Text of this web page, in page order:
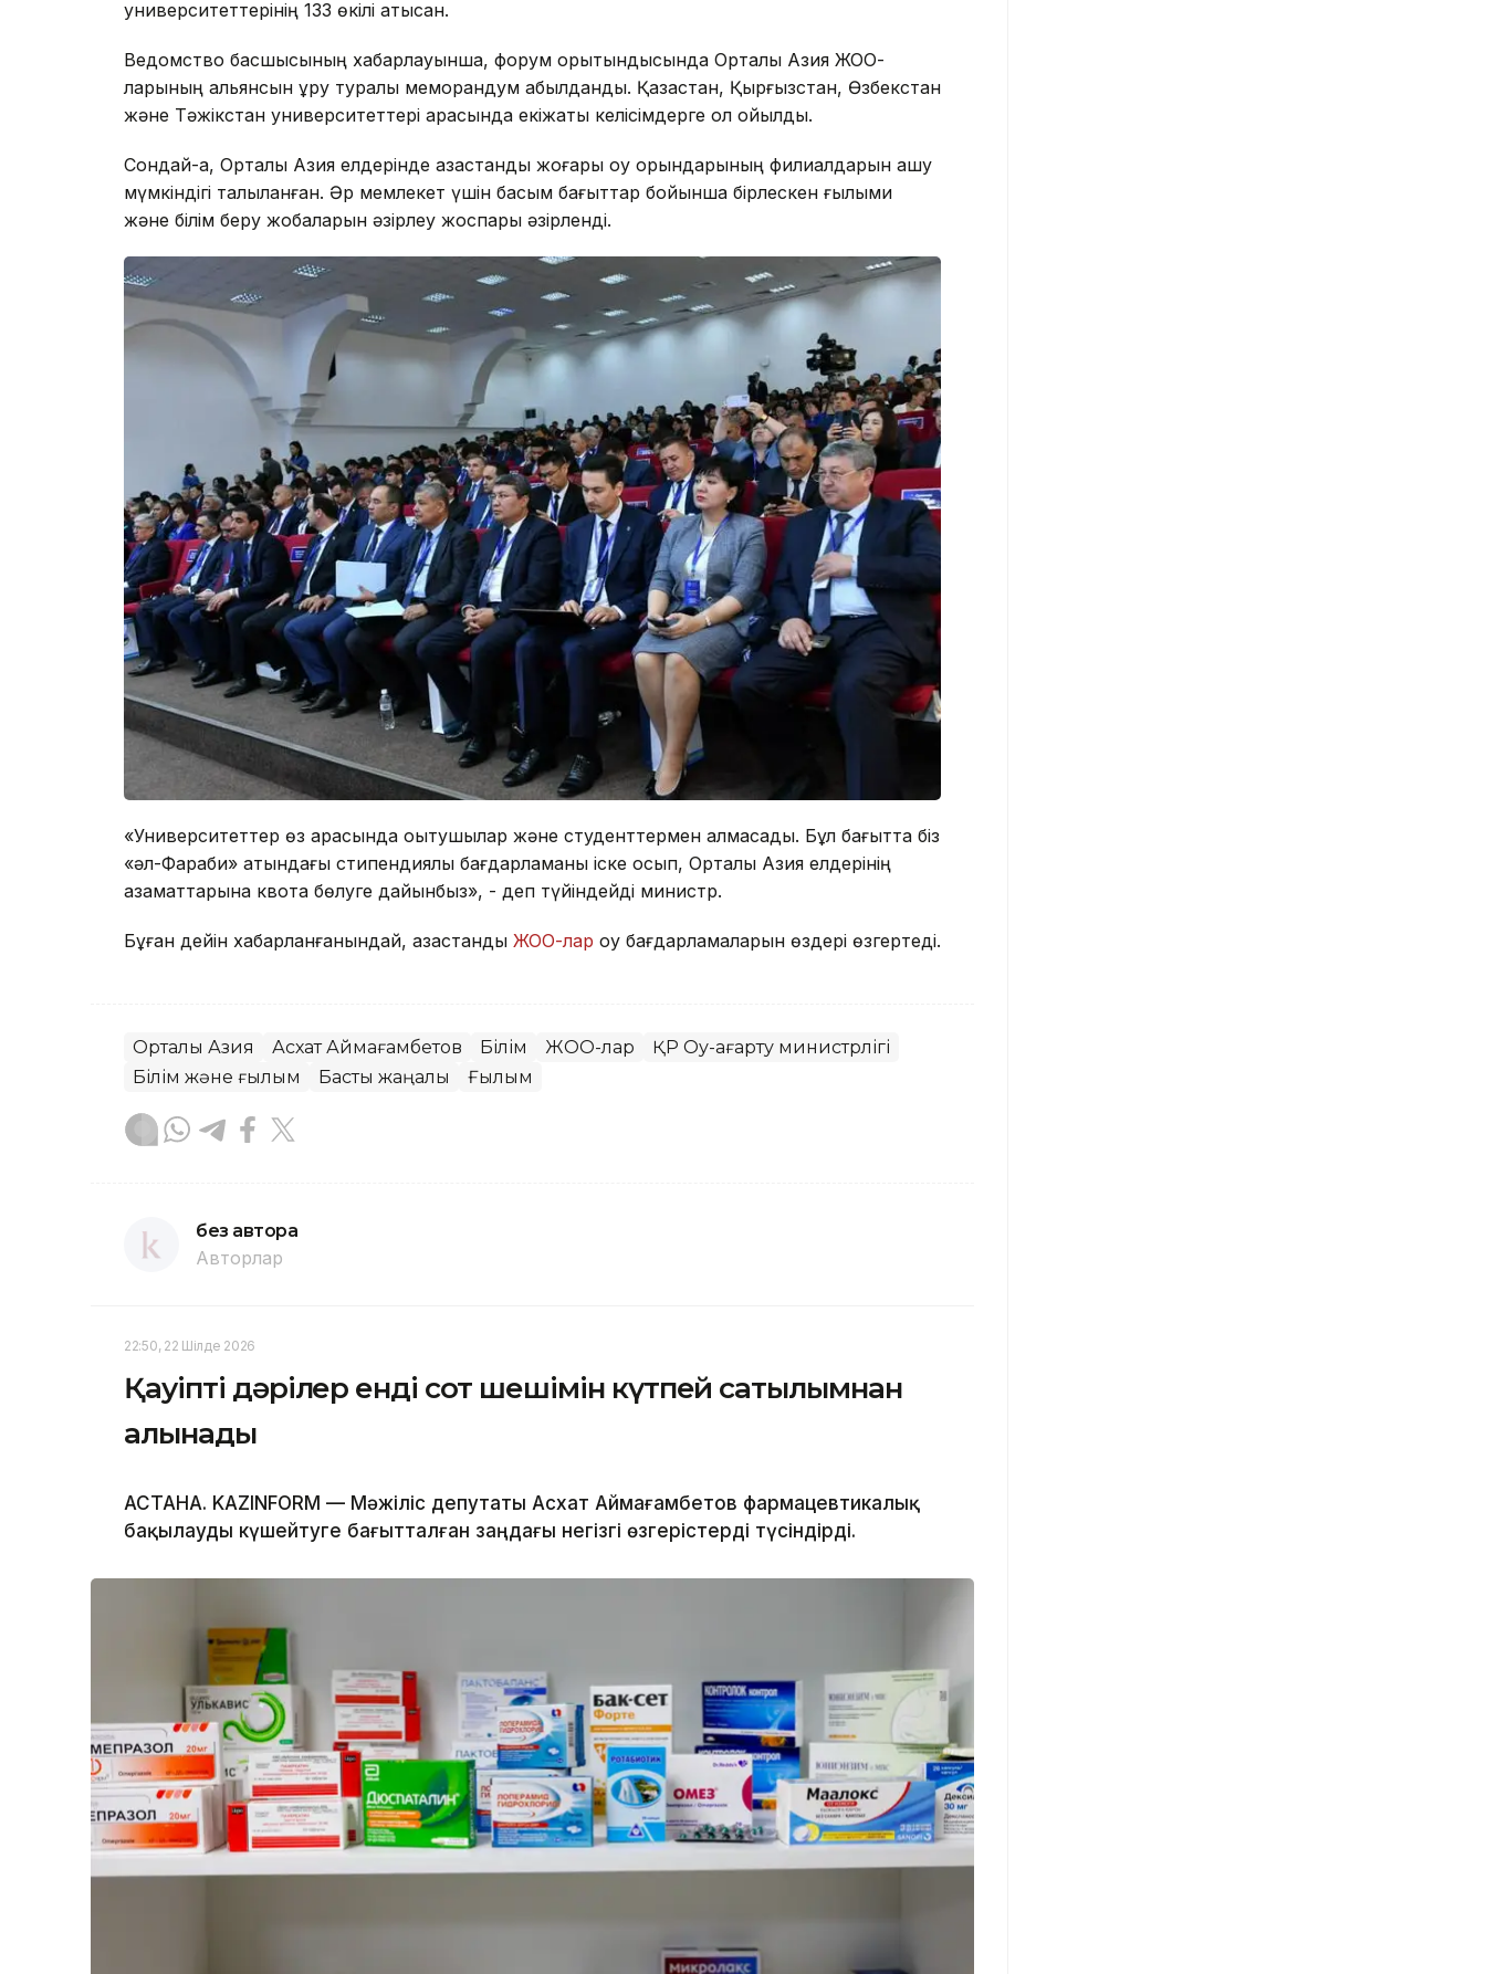
университеттерінің 133 өкілі қатысқан.
Ведомство басшысының хабарлауынша, форум қорытындысында Орталық Азия ЖОО-
ларының альянсын құру туралы меморандум қабылданды. Қазақстан, Қырғызстан, Өзбекстан
және Тәжікстан университеттері арасында екіжақты келісімдерге қол қойылды.
Сондай-ақ, Орталық Азия елдерінде қазақстандық жоғары оқу орындарының филиалдарын ашу
мүмкіндігі талқыланған. Әр мемлекет үшін басым бағыттар бойынша бірлескен ғылыми
және білім беру жобаларын әзірлеу жоспары әзірленді.
«Университеттер өз арасында оқытушылар және студенттермен алмасады. Бұл бағытта біз
«әл-Фараби» атындағы стипендиялық бағдарламаны іске қосып, Орталық Азия елдерінің
азаматтарына квота бөлуге дайынбыз», - деп түйіндейді министр.
Бұған дейін хабарланғанындай, қазақстандық ЖОО-лар оқу бағдарламаларын өздері өзгертеді.
Орталық Азия Асхат Аймағамбетов Білім ЖОО-лар
ҚР Оқу-ағарту министрлігі
Білім және ғылым
Басты жаңалық Ғылым
без автора
Авторлар
22:50, 22 Шілде 2026
Қауіпті дәрілер енді сот шешімін күтпей сатылымнан
алынады
АСТАНА. KAZINFORM — Мәжіліс депутаты Асхат Аймағамбетов фармацевтикалық
бақылауды күшейтуге бағытталған заңдағы негізгі өзгерістерді түсіндірді.